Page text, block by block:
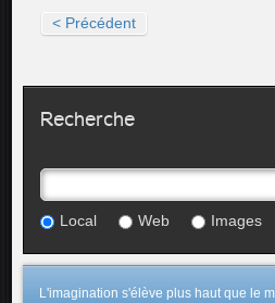
< Précédent
Recherche
Local Web Images
L'imagination s'élève plus haut que le